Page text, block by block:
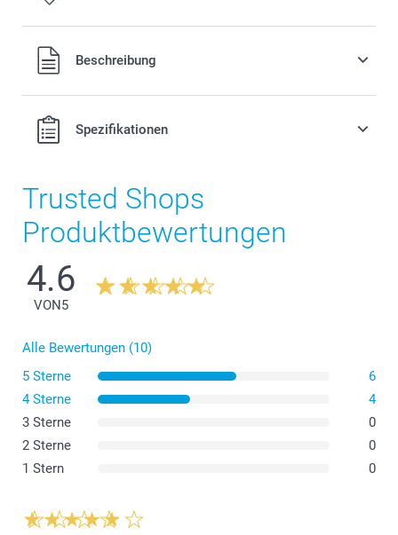
Alle Preise verstehen sich in Schweizer Franken (CHF) inkl.
MwSt. und zzgl. Versandkosten.
Beschreibung
Spezifikationen
Trusted Shops
Produktbewertungen
4.6
VON5
Alle Bewertungen (10)
5 Sterne
6
4 Sterne
4
3 Sterne
0
2 Sterne
0
1 Stern
0